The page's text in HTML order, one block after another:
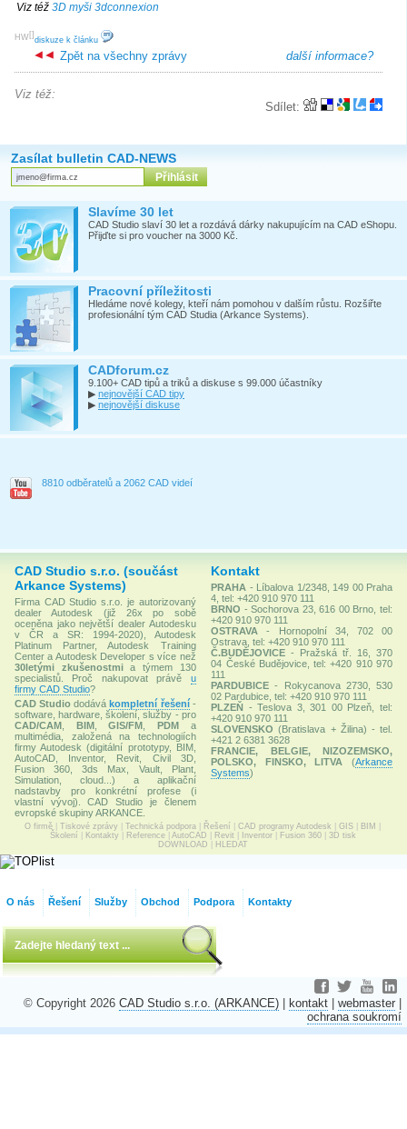
Viz též 3D myši 3dconnexion
[
HW ]
diskuze k článku
další informace?
Zpět na všechny zprávy
Sdílet:
Viz též:
Zasílat bulletin CAD-NEWS
Slavíme 30 let
CAD Studio slaví 30 let a rozdává dárky nakupujícím na CAD eShopu.
Přijďte si pro voucher na 3000 Kč.
Pracovní příležitosti
Hledáme nové kolegy, kteří nám pomohou v dalším růstu. Rozšiřte
profesionální tým CAD Studia (Arkance Systems).
CADforum.cz
9.100+ CAD tipů a triků a diskuse s 99.000 účastníky
▶ nejnovější CAD tipy
▶ nejnovější diskuse
8810 odběratelů a 2062 CAD videí
CAD Studio s.r.o. (součást
Arkance Systems)
Firma CAD Studio s.r.o. je autorizovaný
dealer Autodesk (již 26x po sobě
oceněna jako největší dealer Autodesku
v ČR a SR: 1994-2020), Autodesk
Platinum Partner, Autodesk Training
Center a Autodesk Developer s více než
30letými zkušenostmia týmem 130
specialistů. Proč nakupovat právě u
firmy CAD Studio?
CAD Studio dodávákompletní řešení-
software, hardware, školení, služby - pro
CAD/CAM
BIM,GIS/FM ,PDM a
multimédia, založená na technologiích
firmy Autodesk (digitální prototypy, BIM,
AutoCAD, Inventor, Revit, Civil 3D,
Fusion 360, 3ds Max, Vault, Plant,
Simulation, cloud...) a aplikační
nadstavby pro konkrétní profese (i
vlastní vývoj). CAD Studio je členem
evropské skupiny ARKANCE.
Kontakt
PRAHA - Líbalova 1/2348, 149 00 Praha
4, tel: +420 910 970 111
BRNO - Sochorova 23, 616 00 Brno, tel:
+420 910 970 111
OSTRAVA
- Hornopolní 34, 702 00
Ostrava, tel: +420 910 970 111
Č.BUDĚJOVICE - Pražská tř. 16, 370
04 České Budějovice, tel: +420 910 970
111
PARDUBICE - Rokycanova 2730, 530
02 Pardubice, tel: +420 910 970 111
PLZEŇ - Teslova 3, 301 00 Plzeň, tel:
+420 910 970 111
SLOVENSKO (Bratislava + Žilina) - tel.
+421 2 6381 3628
FRANCIE, BELGIE, NIZOZEMSKO,
POLSKO, FINSKO, LITVA
(Arkance
Systems)
O firmě Tiskové zprávy Technická podpora Řešení CAD programy Autodesk GIS BIM
Školení
Kontakty Reference| AutoCAD Revit Inventor| Fusion 360| 3D tisk
DOWNLOAD
HLEDAT
O nás Řešení Služby Obchod Podpora Kontakty
© Copyright 2026 CAD Studio s.r.o. (ARKANCE) kontakt webmaster
ochrana soukromí